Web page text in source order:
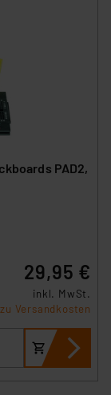
PAD2,
29,95 €
inkl. MwSt.
Versandkosten